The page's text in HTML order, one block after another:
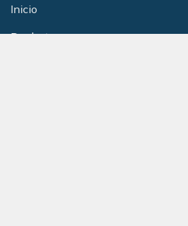
Inicio
Productos